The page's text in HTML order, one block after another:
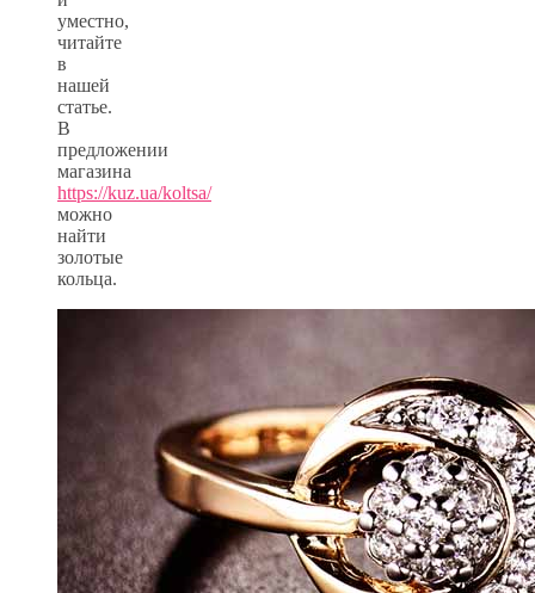
уместно,
читайте
в
нашей
статье.
В
предложении
магазина
https://kuz.ua/koltsa/
можно
найти
золотые
кольца.